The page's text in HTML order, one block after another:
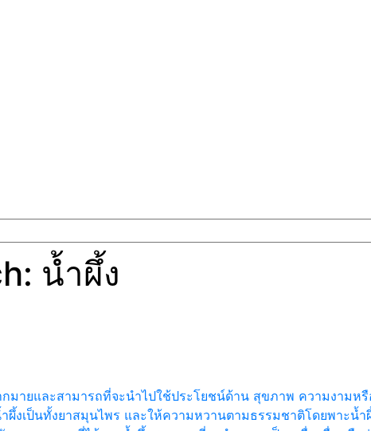
น้ำผึ้ง
มายและสามารถที่จะนำไปใช้ประโยชน์ด้าน สุขภาพ ความงามหรื
ผึ้งเป็นทั้งยาสมุนไพร และให้ความหวานตามธรรมชาติโดยพาะน้